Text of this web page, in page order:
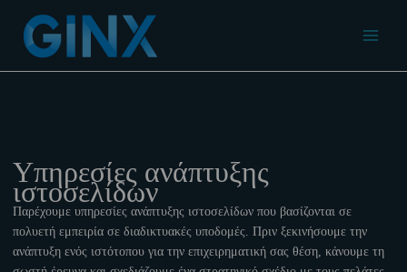
περιεχόμενο
Υπηρεσίες ανάπτυξης
ιστοσελίδων
Παρέχουμε υπηρεσίες ανάπτυξης ιστοσελίδων που βασίζονται σε
πολυετή εμπειρία σε διαδικτυακές υποδομές. Πριν ξεκινήσουμε την
ανάπτυξη ενός ιστότοπου για την επιχειρηματική σας θέση, κάνουμε τη